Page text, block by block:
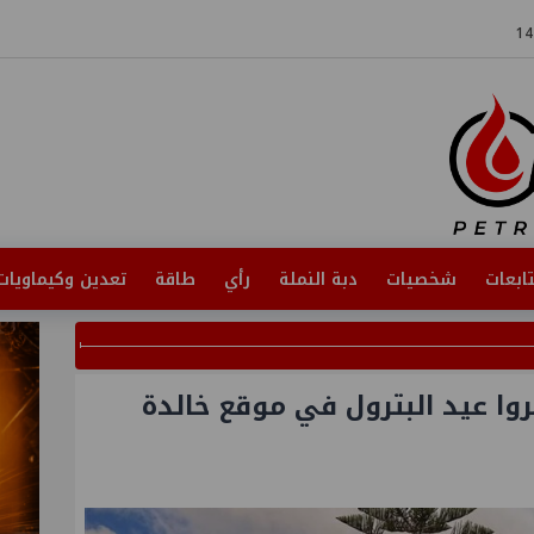
شخصيات دبة النملة رأي طاقة تعدين
عيد البترول في موقع خالدة